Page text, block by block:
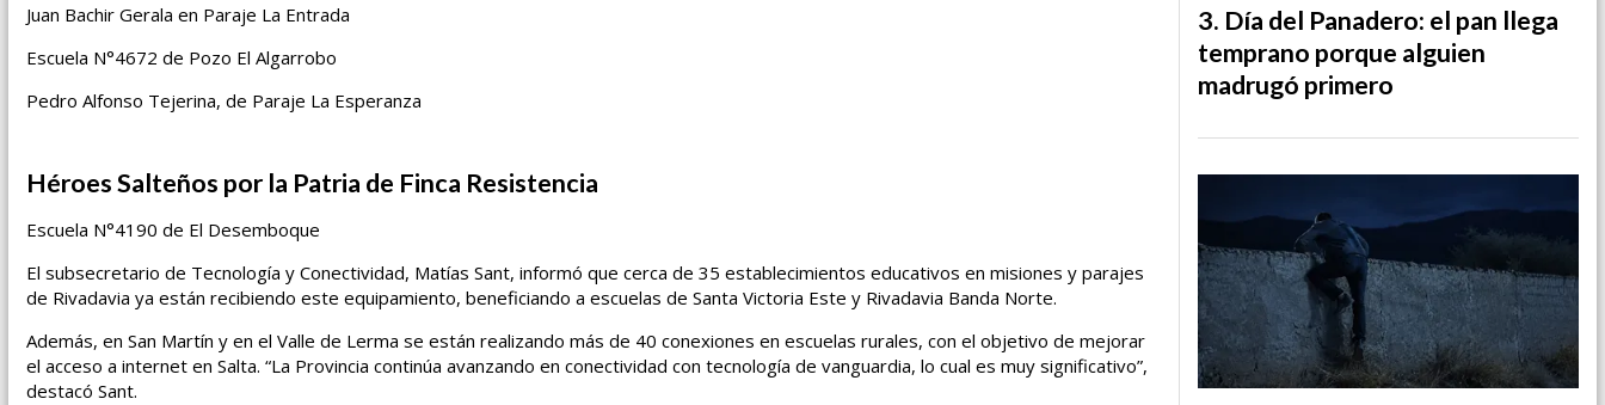
Juan Bachir Gerala en Paraje La Entrada
Escuela N°4672 de Pozo El Algarrobo
Pedro Alfonso Tejerina, de Paraje La Esperanza
Héroes Salteños por la Patria de Finca Resistencia
Escuela N°4190 de El Desemboque
El subsecretario de Tecnología y Conectividad, Matías Sant, informó que cerca de 35 establecimientos educativos en misiones y parajes
de Rivadavia ya están recibiendo este equipamiento, beneficiando a escuelas de Santa Victoria Este y Rivadavia Banda Norte.
Además, en San Martín y en el Valle de Lerma se están realizando más de 40 conexiones en escuelas rurales, con el objetivo de mejorar
el acceso a internet en Salta. “La Provincia continúa avanzando en conectividad con tecnología de vanguardia, lo cual es muy significativo”,
destacó Sant.
Día del Panadero: el pan llega
temprano porque alguien
madrugó primero